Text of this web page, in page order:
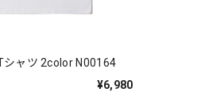
ャツ 2color N00164
¥6,980